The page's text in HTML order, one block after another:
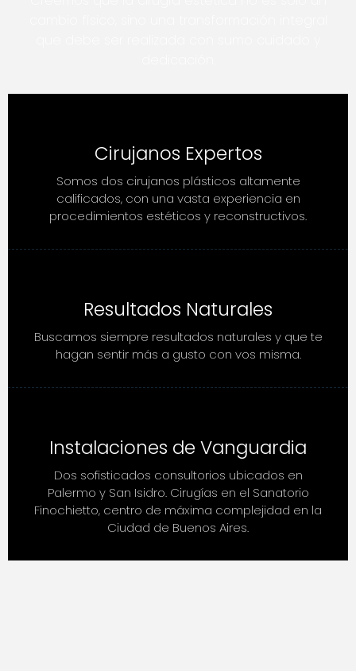
Cirujanos Expertos
Somos dos cirujanos plásticos altamente
calificados, con una vasta experiencia en
procedimientos estéticos y reconstructivos.
Resultados Naturales
Buscamos siempre resultados naturales y que te
hagan sentir más a gusto con vos misma.
Instalaciones de Vanguardia
Dos sofisticados consultorios ubicados en
Palermo y San Isidro. Cirugías en el Sanatorio
Finochietto, centro de máxima complejidad en la
Ciudad de Buenos Aires.